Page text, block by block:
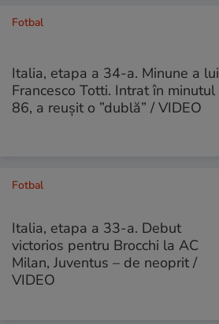
Fotbal
Italia, etapa a 34-a. Minune a lui
Francesco Totti. Intrat în minutul
86, a reușit o ”dublă” / VIDEO
Fotbal
Italia, etapa a 33-a. Debut
victorios pentru Brocchi la AC
Milan, Juventus – de neoprit /
VIDEO